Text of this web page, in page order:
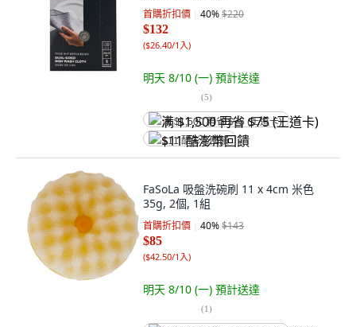
首購折扣價 40%$220
$132
($26.40/1入)
明天 8/10 (一) 預計送達
(5)
满 $1,500 再省 $75 (王道卡)
$11 酷澎幣回饋
FaSoLa 吸盤洗碗刷 11 x 4cm 米色
35g, 2個, 1組
首購折扣價 40%$143
$85
($42.50/1入)
明天 8/10 (一) 預計送達
(1)